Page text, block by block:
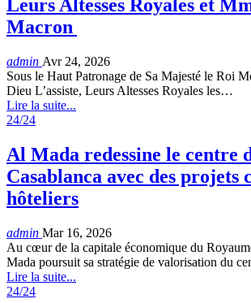
Leurs Altesses Royales et
Macron
admin Avr 24, 2026
Sous le Haut Patronage de Sa Majesté le Roi
Dieu L’assiste, Leurs Altesses Royales les…
Lire la suite...
24/24
Al Mada redessine le centre
Casablanca avec des projets
hôteliers
admin Mar 16, 2026
Au cœur de la capitale économique du
Mada poursuit sa stratégie de valorisation du
Lire la suite...
24/24